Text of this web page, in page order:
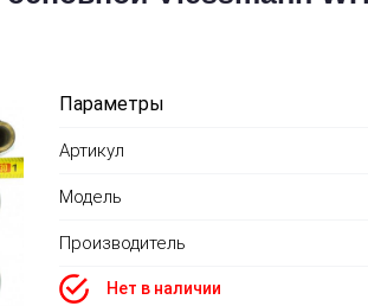
Параметры
Артикул
Модель
Производитель
Нет в наличии